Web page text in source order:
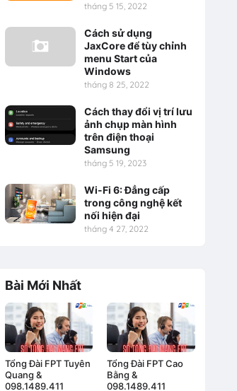
tháng 5 15, 2022
Cách sử dụng
JaxCore để tùy chỉnh
menu Start của
Windows
tháng 8 25, 2022
Cách thay đổi vị trí lưu
ảnh chụp màn hình
trên điện thoại
Samsung
tháng 5 19, 2023
Wi-Fi 6: Đẳng cấp
trong công nghệ kết
nối hiện đại
tháng 4 27, 2022
Bài Mới Nhất
Tổng Đài FPT Tuyên
Quang &
098.1489.411
Tổng Đài FPT Cao
Bằng &
098.1489.411